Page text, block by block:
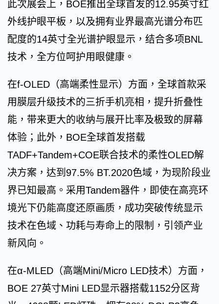
此次展会上，BOE推出全球首发的12.95英寸红
外线护眼平板，以及拥有业界最高光谱分布匹
配度的14英寸全光谱护眼显示，结合多项BNL
技术，全方位呵护用眼健康。
在f-OLED（高端柔性显示）方面，全球首款采
用膜层升级技术的三折手机亮相，提升折叠性
能，带来更大的收纳与展开比率及极致的屏幕
体验；此外，BOE全球首发搭载
TADF+Tandem+COE联合技术的柔性OLED解
决方案，达到97.5% BT.2020色域，为现阶段业
界已知最高。采用Tandem器件，即使在高亮环
境光下仍能高度还原画质，成功突破传统显示
技术在色域、功耗与寿命上的限制，引领产业
新风向。
在α-MLED（高端Mini/Micro LED技术）方面，
BOE 27英寸Mini LED显示器搭载1152分区背